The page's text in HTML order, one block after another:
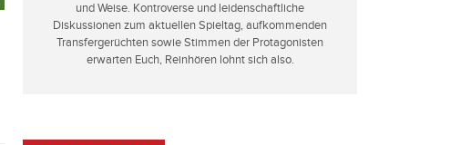
und Weise. Kontroverse und leidenschaftliche
Diskussionen zum aktuellen Spieltag, aufkommenden
Transfergerüchten sowie Stimmen der Protagonisten
erwarten Euch, Reinhören lohnt sich also.